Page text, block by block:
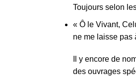
Toujours selon
« Ô le Vivant,
ne me laisse pas
Il y encore de
des ouvrages